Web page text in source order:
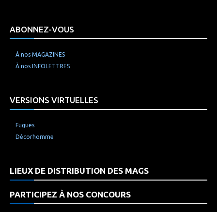
ABONNEZ-VOUS
À nos MAGAZINES
À nos INFOLETTRES
VERSIONS VIRTUELLES
Fugues
Décorhomme
LIEUX DE DISTRIBUTION DES MAGS
PARTICIPEZ À NOS CONCOURS